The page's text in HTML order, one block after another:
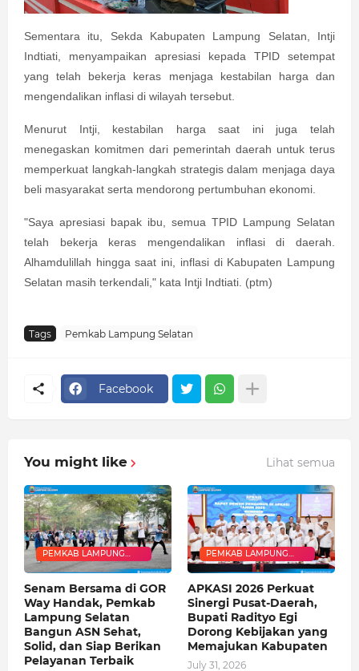
Sementara itu, Sekda Kabupaten Lampung Selatan, Intji
Indtiati, menyampaikan apresiasi kepada TPID setempat
yang telah bekerja keras menjaga kestabilan harga dan
mengendalikan inflasi di wilayah tersebut.
Menurut Intji, kestabilan harga saat ini juga telah
menegaskan komitmen dari pemerintah daerah untuk terus
memperkuat langkah-langkah strategis dalam menjaga daya
beli masyarakat serta mendorong pertumbuhan ekonomi.
"Saya apresiasi bapak ibu, semua TPID Lampung Selatan
telah bekerja keras mengendalikan inflasi di daerah.
Alhamdulillah hingga saat ini, inflasi di Kabupaten Lampung
Selatan masih terkendali," kata Intji Indtiati. (ptm)
Tags Pemkab Lampung Selatan
Facebook
You might like Lihat semua
PEMKAB LAMPUNG
SELATAN
Senam Bersama di GOR
Way Handak, Pemkab
Lampung Selatan
Bangun ASN Sehat,
Solid, dan Siap Berikan
Pelayanan Terbaik
PEMKAB LAMPUNG
SELATAN
APKASI 2026 Perkuat
Sinergi Pusat-Daerah,
Bupati Radityo Egi
Dorong Kebijakan yang
Memajukan Kabupaten
July 31, 2026